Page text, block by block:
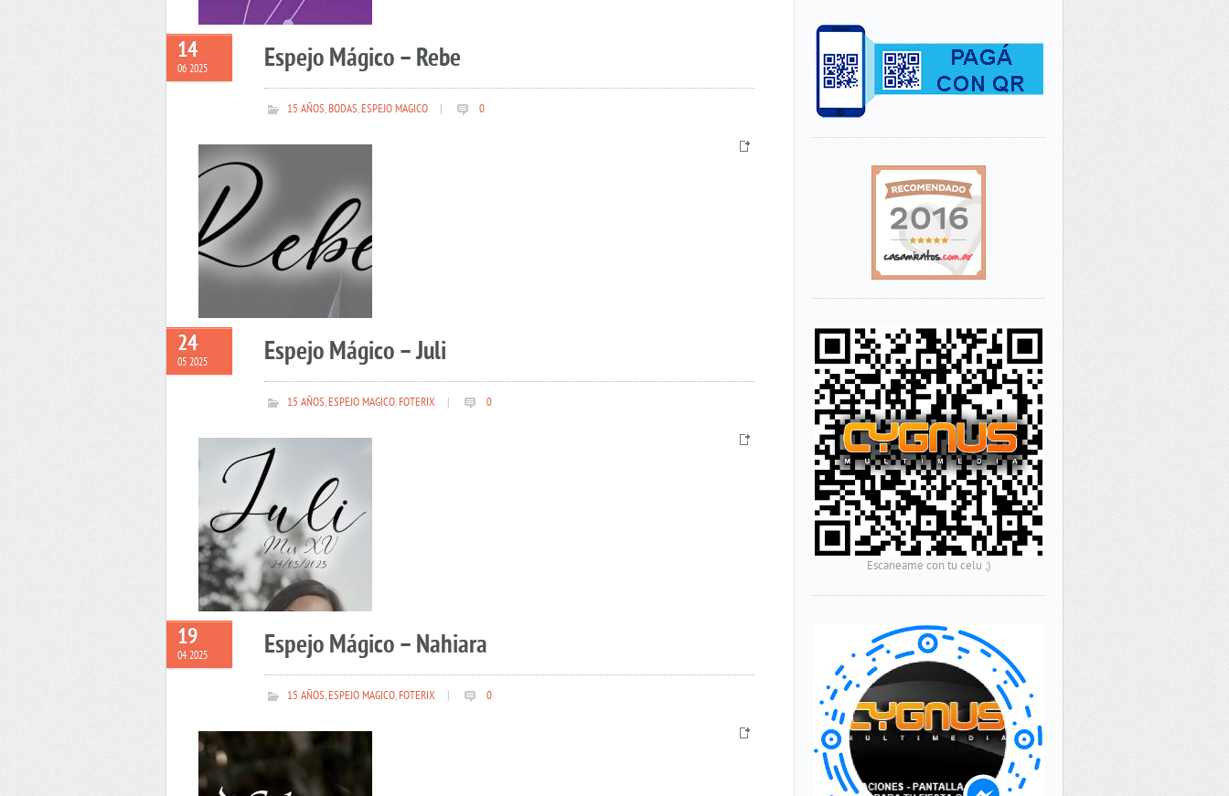
14
06 2025 Espejo Mágico – Rebe
15 AÑOS,BODAS,ESPEJO MAGICO 0
24
05 2025 Espejo Mágico – Juli
15 AÑOS,ESPEJO MAGICO,FOTERIX 0
19
04 2025 Espejo Mágico – Nahiara
15 AÑOS,ESPEJO MAGICO,FOTERIX 0
Escaneame con tu celu ;)